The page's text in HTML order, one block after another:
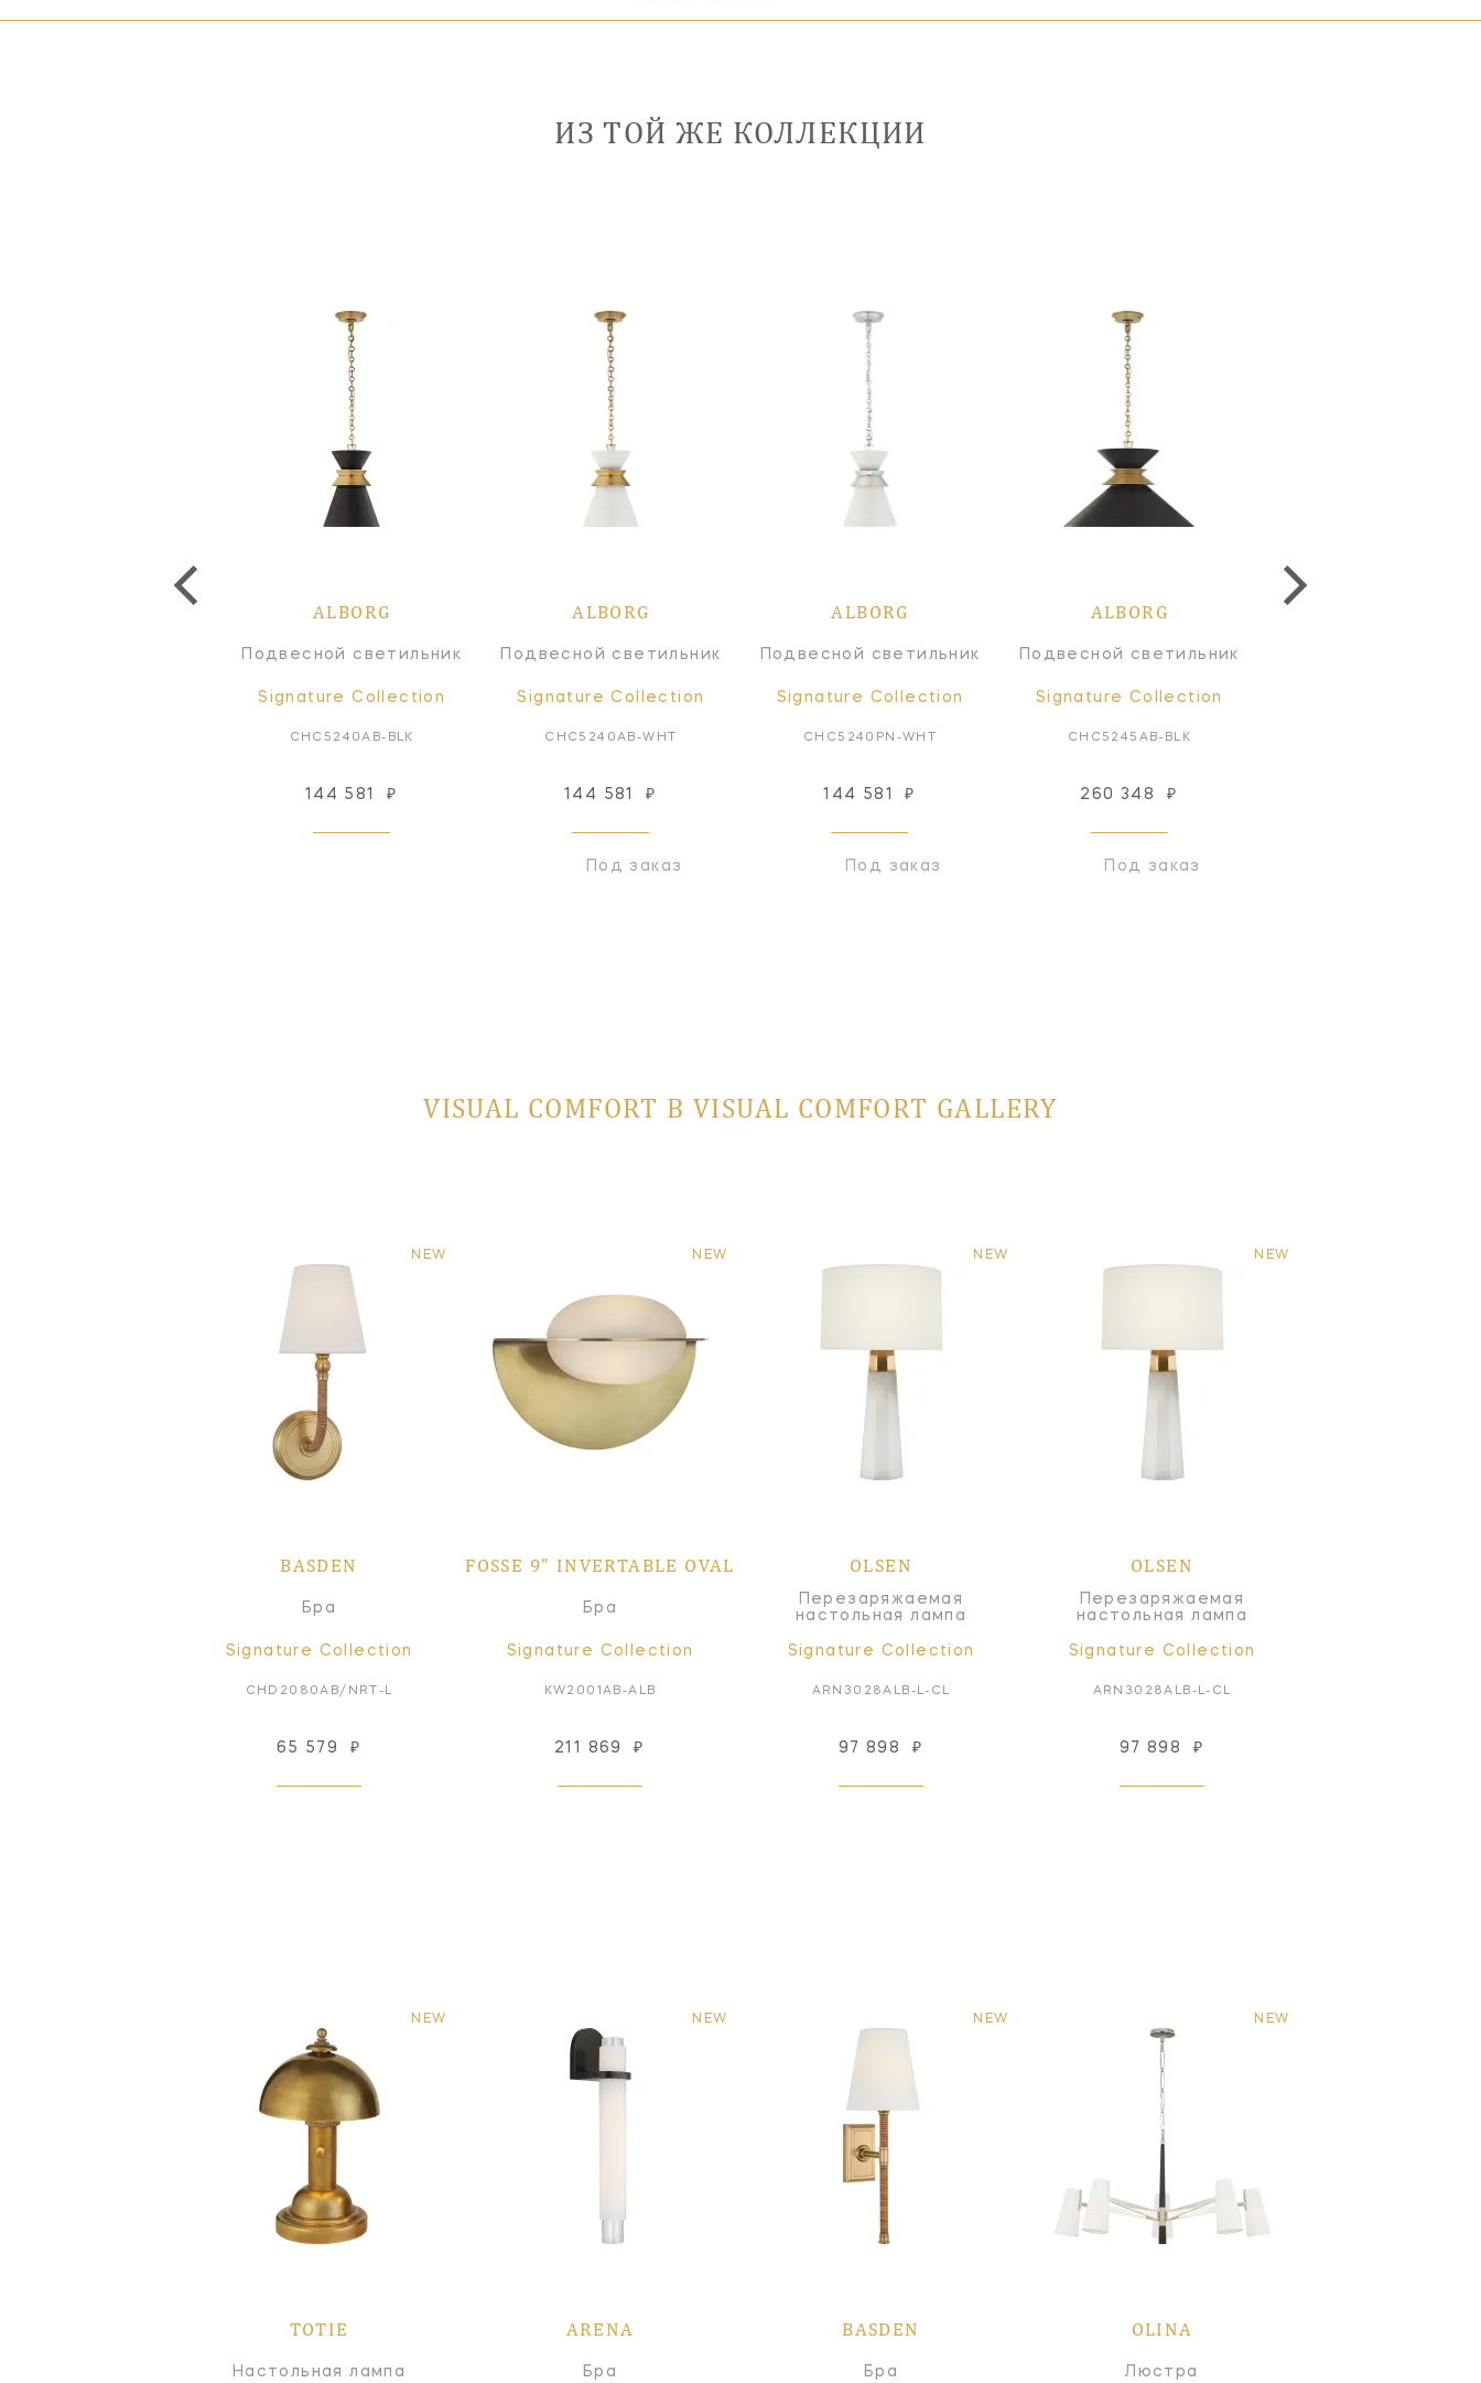
ИЗ ТОЙ ЖЕ КОЛЛЕКЦИИ
ALBORG
Подвесной светильник
Signature Collection
CHC5240AB-BLK
144 581 ₽
ALBORG
Подвесной светильник
Signature Collection
CHC5240AB-WHT
144 581 ₽
Под заказ
ALBORG
Подвесной светильник
Signature Collection
CHC5240PN-WHT
144 581 ₽
Под заказ
ALBORG
Подвесной светильник
Signature Collection
CHC5245AB-BLK
260 348 ₽
Под заказ
VISUAL COMFORT В VISUAL COMFORT GALLERY
NEW
BASDEN
Бра
Signature Collection
CHD2080AB/NRT-L
65 579 ₽
NEW
FOSSE 9" INVERTABLE OVAL
Бра
Signature Collection
KW2001AB-ALB
211 869 ₽
NEW
OLSEN
Перезаряжаемая
настольная лампа
Signature Collection
ARN3028ALB-L-CL
97 898 ₽
NEW
OLSEN
Перезаряжаемая
настольная лампа
Signature Collection
ARN3028ALB-L-CL
97 898 ₽
NEW
TOTIE
Настольная лампа
NEW
ARENA
Бра
NEW
BASDEN
Бра
NEW
OLINA
Люстра